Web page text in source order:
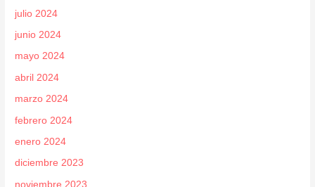
julio 2024
junio 2024
mayo 2024
abril 2024
marzo 2024
febrero 2024
enero 2024
diciembre 2023
noviembre 2023